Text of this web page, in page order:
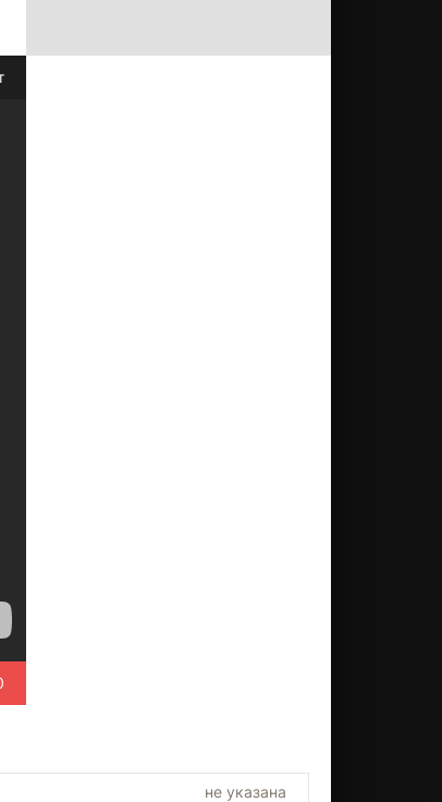
не указана